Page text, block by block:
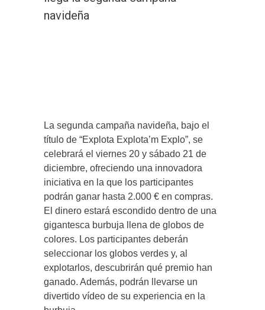
navideña
La segunda campaña navideña, bajo el
título de “Explota Explota’m Explo”, se
celebrará el viernes 20 y sábado 21 de
diciembre, ofreciendo una innovadora
iniciativa en la que los participantes
podrán ganar hasta 2.000 € en compras.
El dinero estará escondido dentro de una
gigantesca burbuja llena de globos de
colores. Los participantes deberán
seleccionar los globos verdes y, al
explotarlos, descubrirán qué premio han
ganado. Además, podrán llevarse un
divertido vídeo de su experiencia en la